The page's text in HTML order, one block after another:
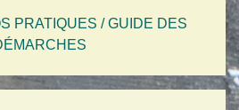
PRATIQUES /GUIDE DES